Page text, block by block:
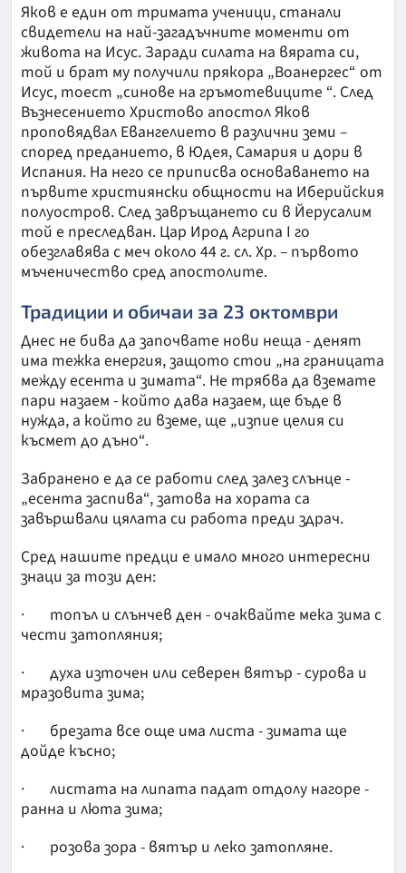
Яков е един от тримата ученици, станали
свидетели на най-загадъчните моменти от
живота на Исус. Заради силата на вярата си,
той и брат му получили прякора „Воанергес“ от
Исус, тоест „синове на гръмотевиците “. След
Възнесението Христово апостол Яков
проповядвал Евангелието в различни земи –
според преданието, в Юдея, Самария и дори в
Испания. На него се приписва основаването на
първите християнски общности на Иберийския
полуостров. След завръщането си в Йерусалим
той е преследван. Цар Ирод Агрипа I го
обезглавява с меч около 44 г. сл. Хр. – първото
мъченичество сред апостолите.
Традиции и обичаи за 23 октомври
Днес не бива да започвате нови неща - денят
има тежка енергия, защото стои „на границата
между есента и зимата“. Не трябва да вземате
пари назаем - който дава назаем, ще бъде в
нужда, а който ги вземе, ще „изпие целия си
късмет до дъно“.
Забранено е да се работи след залез слънце -
„есента заспива“, затова на хората са
завършвали цялата си работа преди здрач.
Сред нашите предци е имало много интересни
знаци за този ден:
· топъл и слънчев ден - очаквайте мека зима с
чести затопляния;
· духа източен или северен вятър - сурова и
мразовита зима;
· брезата все още има листа - зимата ще
дойде късно;
· листата на липата падат отдолу нагоре -
ранна и люта зима;
· розова зора - вятър и леко затопляне.